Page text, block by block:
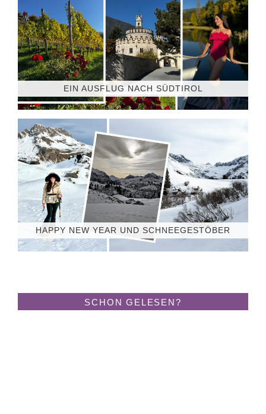
EIN AUSFLUG NACH SÜDTIROL
HAPPY NEW YEAR UND SCHNEEGESTÖBER
SCHON GELESEN?